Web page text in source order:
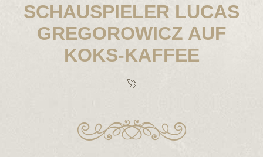
SCHAUSPIELER LUCAS
GREGOROWICZ AUF
KOKS-KAFFEE
🚀